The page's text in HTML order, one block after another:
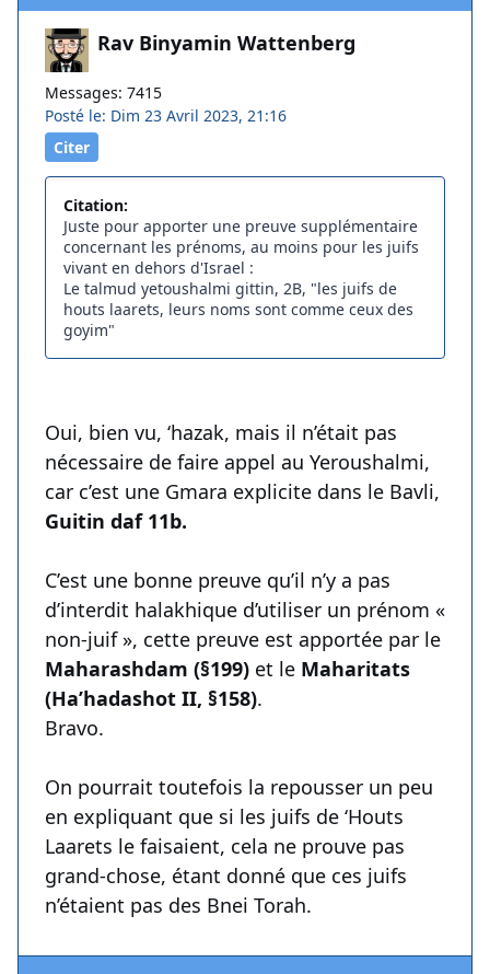
Rav Binyamin Wattenberg
Messages: 7415
Posté le: Dim 23 Avril 2023, 21:16
Citer
Citation:
Juste pour apporter une preuve supplémentaire
concernant les prénoms, au moins pour les juifs
vivant en dehors d'Israel :
Le talmud yetoushalmi gittin, 2B, "les juifs de
houts laarets, leurs noms sont comme ceux des
goyim"
Oui, bien vu, ‘hazak, mais il n’était pas
nécessaire de faire appel au Yeroushalmi,
car c’est une Gmara explicite dans le Bavli,
Guitin daf 11b.
C’est une bonne preuve qu’il n’y a pas
d’interdit halakhique d’utiliser un prénom «
non-juif », cette preuve est apportée par le
Maharashdam (§199) et le Maharitats
(Ha’hadashot II, §158).
Bravo.
On pourrait toutefois la repousser un peu
en expliquant que si les juifs de ‘Houts
Laarets le faisaient, cela ne prouve pas
grand-chose, étant donné que ces juifs
n’étaient pas des Bnei Torah.